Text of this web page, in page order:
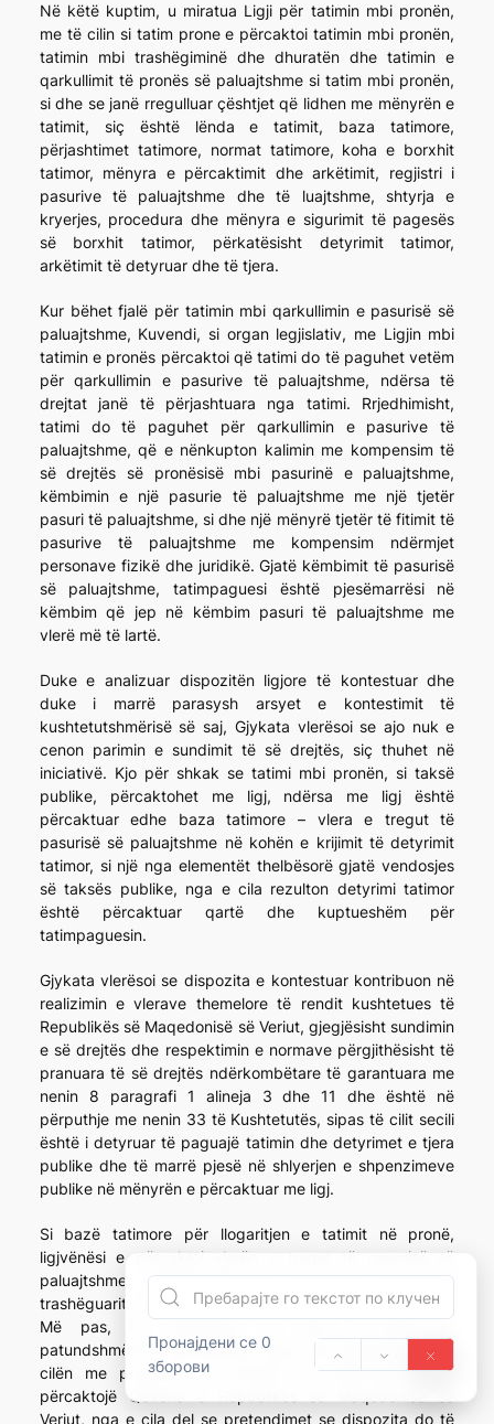
Пронајдени се 0
зборови
Në këtë kuptim, u miratua Ligji për tatimin mbi pronën,
me të cilin si tatim prone e përcaktoi tatimin mbi pronën,
tatimin mbi trashëgiminë dhe dhuratën dhe tatimin e
qarkullimit të pronës së paluajtshme si tatim mbi pronën,
si dhe se janë rregulluar çështjet që lidhen me mënyrën e
tatimit, siç është lënda e tatimit, baza tatimore,
përjashtimet tatimore, normat tatimore, koha e borxhit
tatimor, mënyra e përcaktimit dhe arkëtimit, regjistri i
pasurive të paluajtshme dhe të luajtshme, shtyrja e
kryerjes, procedura dhe mënyra e sigurimit të pagesës
së borxhit tatimor, përkatësisht detyrimit tatimor,
arkëtimit të detyruar dhe të tjera.
Kur bëhet fjalë për tatimin mbi qarkullimin e pasurisë së
paluajtshme, Kuvendi, si organ legjislativ, me Ligjin mbi
tatimin e pronës përcaktoi që tatimi do të paguhet vetëm
për qarkullimin e pasurive të paluajtshme, ndërsa të
drejtat janë të përjashtuara nga tatimi. Rrjedhimisht,
tatimi do të paguhet për qarkullimin e pasurive të
paluajtshme, që e nënkupton kalimin me kompensim të
së drejtës së pronësisë mbi pasurinë e paluajtshme,
këmbimin e një pasurie të paluajtshme me një tjetër
pasuri të paluajtshme, si dhe një mënyrë tjetër të fitimit të
pasurive të paluajtshme me kompensim ndërmjet
personave fizikë dhe juridikë. Gjatë këmbimit të pasurisë
së paluajtshme, tatimpaguesi është pjesëmarrësi në
këmbim që jep në këmbim pasuri të paluajtshme me
vlerë më të lartë.
Duke e analizuar dispozitën ligjore të kontestuar dhe
duke i marrë parasysh arsyet e kontestimit të
kushtetutshmërisë së saj, Gjykata vlerësoi se ajo nuk e
cenon parimin e sundimit të së drejtës, siç thuhet në
iniciativë. Kjo për shkak se tatimi mbi pronën, si taksë
publike, përcaktohet me ligj, ndërsa me ligj është
përcaktuar edhe baza tatimore – vlera e tregut të
pasurisë së paluajtshme në kohën e krijimit të detyrimit
tatimor, si një nga elementët thelbësorë gjatë vendosjes
së taksës publike, nga e cila rezulton detyrimi tatimor
është përcaktuar qartë dhe kuptueshëm për
tatimpaguesin.
Gjykata vlerësoi se dispozita e kontestuar kontribuon në
realizimin e vlerave themelore të rendit kushtetues të
Republikës së Maqedonisë së Veriut, gjegjësisht sundimin
e së drejtës dhe respektimin e normave përgjithësisht të
pranuara të së drejtës ndërkombëtare të garantuara me
nenin 8 paragrafi 1 alineja 3 dhe 11 dhe është në
përputhje me nenin 33 të Kushtetutës, sipas të cilit secili
është i detyruar të paguajë tatimin dhe detyrimet e tjera
publike dhe të marrë pjesë në shlyerjen e shpenzimeve
publike në mënyrën e përcaktuar me ligj.
Si bazë tatimore për llogaritjen e tatimit në pronë,
ligjvënësi e përcaktoi vlerën e tregut të pasurisë së
paluajtshme, përkatësisht vlerën e tregut të të
trashëguarit, përkatësisht të pasurisë së marrë dhuratë.
Më pas, ka konstatuar se vlera e tregut të
patundshmërive përcaktohet sipas një Metodologjie të
cilën me propozim të ministrit të Financave do ta
përcaktojë Qeveria e Republikës së Maqedonisë së
Veriut, nga e cila del se pretendimet se dispozita do të